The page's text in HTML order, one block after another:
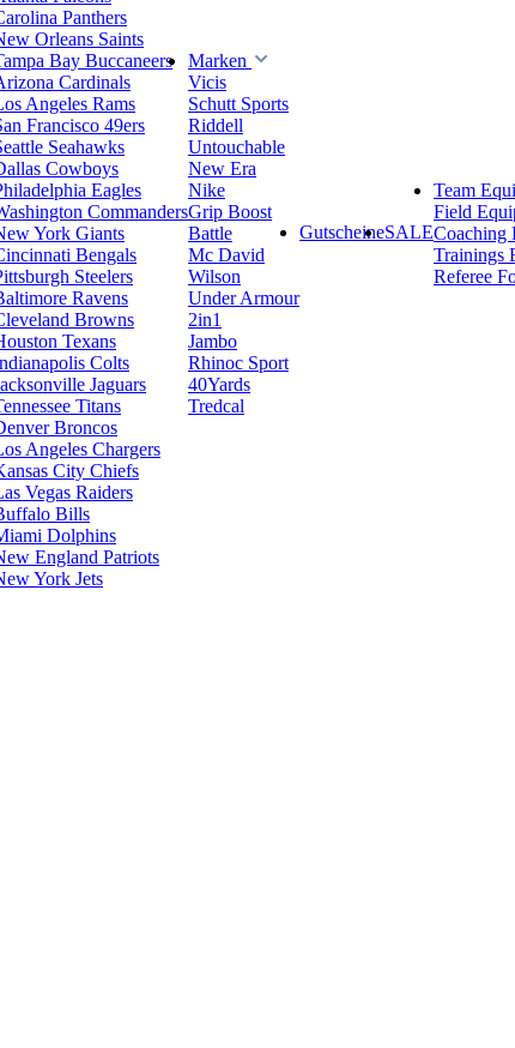
Panthers
Orleans Saints
Bay Buccaneers
Cardinals
Angeles Rams
Francisco 49ers
Seahawks
Cowboys
Eagles
Commanders
York Giants
Bengals
Steelers
Ravens
Browns
Texans
Colts
Jaguars
Titans
Broncos
Angeles Chargers
City Chiefs
Vegas Raiders
Bills
Dolphins
England Patriots
York Jets
Marken
Vicis
Schutt Sports
Riddell
Untouchable
New Era
Nike
Grip Boost
Battle
Mc David
Wilson
Under Armour
2in1
Jambo
Rhinoc Sport
40Yards
Tredcal
GutscheineSALE
Team
Field
Coaching
Trainings
Referee